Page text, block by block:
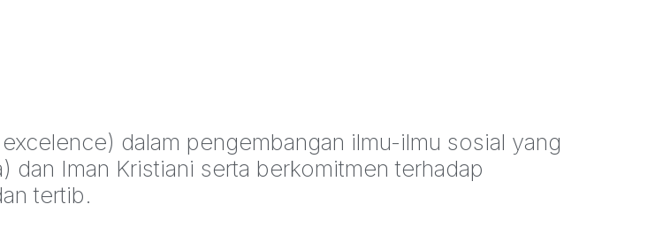
dalam pengembangan ilmu-ilmu sosial yang
dan Iman Kristiani serta berkomitmen terhadap
tertib.